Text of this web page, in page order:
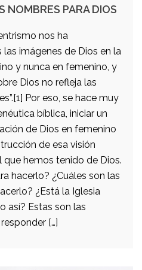
NOMBRES PARA DIOS
nos ha
imágenes de Dios en la
y nunca en femenino, y
Dios no refleja las
Por eso, se hace muy
bíblica, iniciar un
de Dios en femenino
de esa visión
hemos tenido de Dios.
hacerlo? ¿Cuáles son las
¿Está la Iglesia
así? Estas son las
[…]